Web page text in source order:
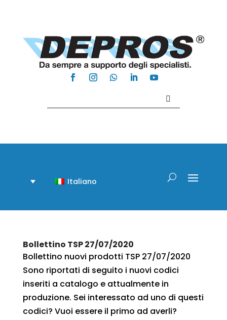
Italiano
Bollettino TSP 27/07/2020
Bollettino nuovi prodotti TSP 27/07/2020
Sono riportati di seguito i nuovi codici
inseriti a catalogo e attualmente in
produzione. Sei interessato ad uno di questi
codici? Vuoi essere il primo ad averli?